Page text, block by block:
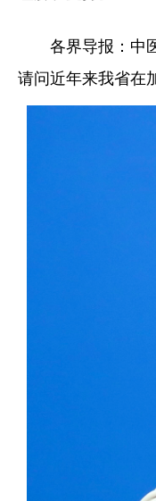
各界导报：中
请问近年来我省在